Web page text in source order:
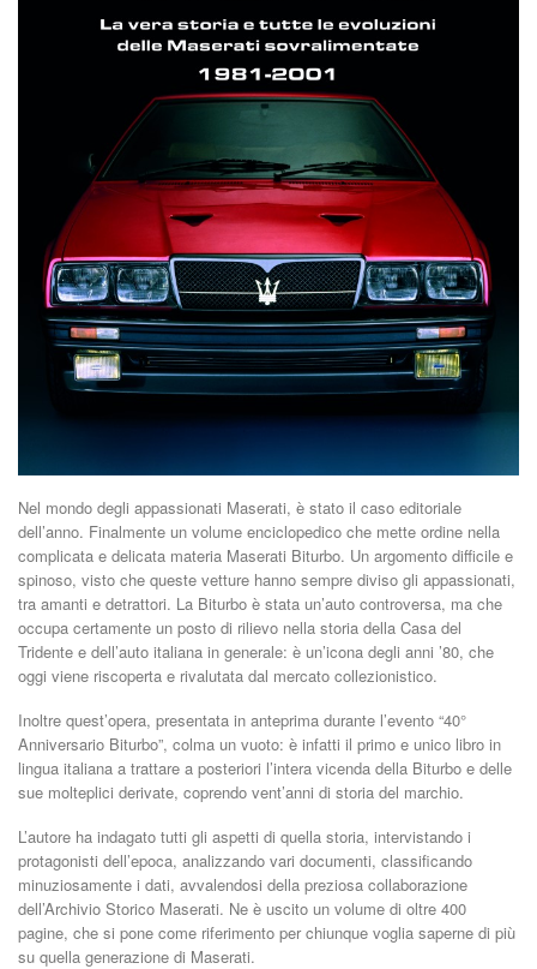
Nel mondo degli appassionati Maserati, è stato il caso editoriale
dell’anno. Finalmente un volume enciclopedico che mette ordine nella
complicata e delicata materia Maserati Biturbo. Un argomento difficile e
spinoso, visto che queste vetture hanno sempre diviso gli appassionati,
tra amanti e detrattori. La Biturbo è stata un’auto controversa, ma che
occupa certamente un posto di rilievo nella storia della Casa del
Tridente e dell’auto italiana in generale: è un’icona degli anni ’80, che
oggi viene riscoperta e rivalutata dal mercato collezionistico.
Inoltre quest’opera, presentata in anteprima durante l’evento “40°
Anniversario Biturbo”, colma un vuoto: è infatti il primo e unico libro in
lingua italiana a trattare a posteriori l’intera vicenda della Biturbo e delle
sue molteplici derivate, coprendo vent’anni di storia del marchio.
L’autore ha indagato tutti gli aspetti di quella storia, intervistando i
protagonisti dell’epoca, analizzando vari documenti, classificando
minuziosamente i dati, avvalendosi della preziosa collaborazione
dell’Archivio Storico Maserati. Ne è uscito un volume di oltre 400
pagine, che si pone come riferimento per chiunque voglia saperne di più
su quella generazione di Maserati.